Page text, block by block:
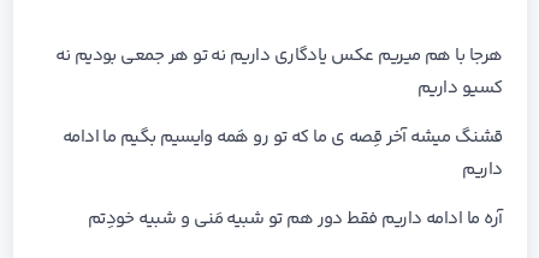
هرجا با هم میریم عکس یادگاری داریم نه تو هر جمعی بودیم نه
کسیو داریم
قشنگ میشه آخر قِصه ی ما که تو رو هَمه وایسیم بگیم ما ادامه
داریم
آره ما ادامه داریم فقط دور هم تو شبیه مَنی و شبیه خودِتم